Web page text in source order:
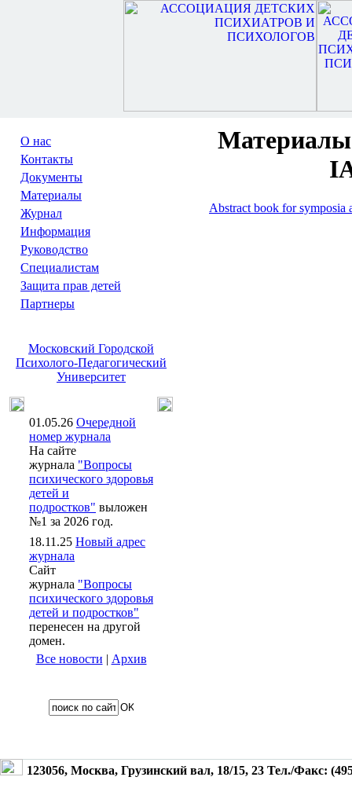
О нас
Контакты
Документы
Материалы
Журнал
Информация
Руководство
Специалистам
Защита прав детей
Партнеры
Московский Городской
Психолого-Педагогический
Университет
01.05.26 Очередной
номер журнала
На сайте
журнала "Вопросы
психического здоровья
детей и
подростков" выложен
№1 за 2026 год.
18.11.25 Новый адрес
журнала
Сайт
журнала "Вопросы
психического здоровья
детей и подростков"
перенесен на другой
домен.
Все новости | Архив
Материалы
Abstract book for symposia
123056, Москва, Грузинский вал, 18/15, 23 Тел./Факс: